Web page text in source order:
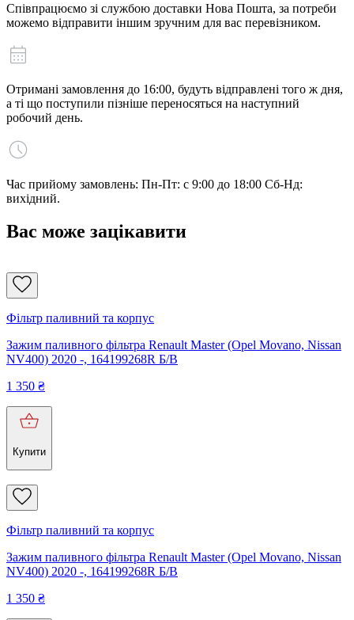
Співпрацюємо зі службою доставки Нова Пошта, за потреби
можемо відправити іншим зручним для вас перевізником.
Отримані замовлення до 16:00, будуть відправлені того ж дня,
а ті що поступили пізніше переносяться на наступний
робочий день.
Час прийому замовлень: Пн-Пт: с 9:00 до 18:00 Сб-Нд:
вихідний.
Вас може зацікавити
Фільтр паливний та корпус
Зажим паливного фільтра Renault Master (Opel Movano, Nissan
NV400) 2020 -, 164199268R Б/В
1 350 ₴
Купити
Фільтр паливний та корпус
Зажим паливного фільтра Renault Master (Opel Movano, Nissan
NV400) 2020 -, 164199268R Б/В
1 350 ₴